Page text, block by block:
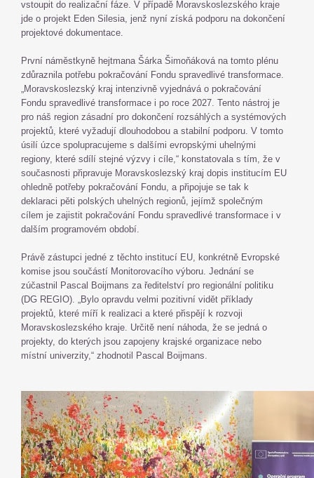
vstoupit do realizační fáze. V případě Moravskoslezského kraje
jde o projekt Eden Silesia, jenž nyní získá podporu na dokončení
projektové dokumentace.
První náměstkyně hejtmana Šárka Šimoňáková na tomto plénu
zdůraznila potřebu pokračování Fondu spravedlivé transformace.
„Moravskoslezský kraj intenzivně vyjednává o pokračování
Fondu spravedlivé transformace i po roce 2027. Tento nástroj je
pro náš region zásadní pro dokončení rozsáhlých a systémových
projektů, které vyžadují dlouhodobou a stabilní podporu. V tomto
úsilí úzce spolupracujeme s dalšími evropskými uhelnými
regiony, které sdílí stejné výzvy i cíle,“ konstatovala s tím, že v
současnosti připravuje Moravskoslezský kraj dopis institucím EU
ohledně potřeby pokračování Fondu, a připojuje se tak k
deklaraci pěti polských uhelných regionů, jejímž společným
cílem je zajistit pokračování Fondu spravedlivé transformace i v
dalším programovém období.
Právě zástupci jedné z těchto institucí EU, konkrétně Evropské
komise jsou součástí Monitorovacího výboru. Jednání se
zúčastnil Pascal Boijmans za ředitelství pro regionální politiku
(DG REGIO). „Bylo opravdu velmi pozitivní vidět příklady
projektů, které míří k realizaci a které přispějí k rozvoji
Moravskoslezského kraje. Určitě není náhoda, že se jedná o
projekty, do kterých jsou zapojeny krajské organizace nebo
místní univerzity,“ zhodnotil Pascal Boijmans.